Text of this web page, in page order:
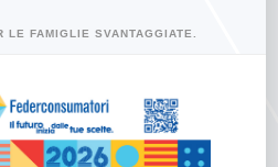
FAMIGLIE SVANTAGGIATE.